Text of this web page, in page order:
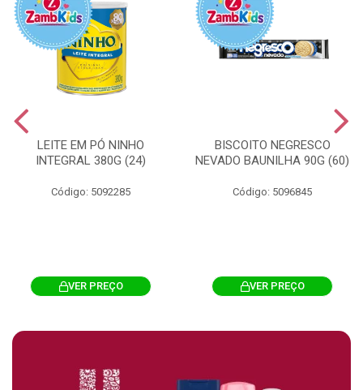
LEITE EM PÓ NINHO
INTEGRAL 380G (24)
Código: 5092285
VER PREÇO
BISCOITO NEGRESCO
NEVADO BAUNILHA 90G (60)
Código: 5096845
VER PREÇO